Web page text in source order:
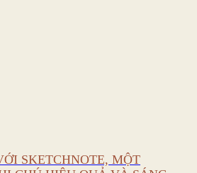
SKETCHNOTE, MỘT